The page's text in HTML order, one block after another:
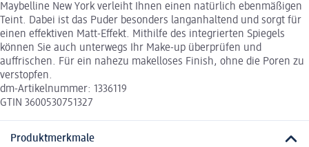
Maybelline New York verleiht Ihnen einen natürlich ebenmäßigen
Teint. Dabei ist das Puder besonders langanhaltend und sorgt für
einen effektiven Matt-Effekt. Mithilfe des integrierten Spiegels
können Sie auch unterwegs Ihr Make-up überprüfen und
auffrischen. Für ein nahezu makelloses Finish, ohne die Poren zu
verstopfen.
dm-Artikelnummer: 1336119
GTIN 3600530751327
Produktmerkmale